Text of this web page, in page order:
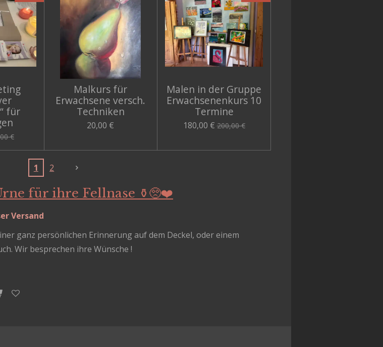
für
€
Malkurs für
Erwachsene versch.
Techniken
20,00 €
Malen in der Gruppe
Erwachsenenkurs 10
Termine
180,00 € 200,00 €
1 2
für ihre Fellnase ⚱️🥺❤️
Versand
ganz persönlichen Erinnerung auf dem Deckel, oder einem
Wir besprechen ihre Wünsche !